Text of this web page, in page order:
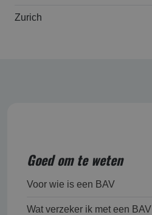
Zurich
Goed om te weten
Voor wie is een BAV
Wat verzeker ik met een BAV